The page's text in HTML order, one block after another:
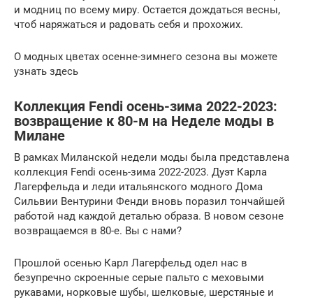
и модниц по всему миру. Остается дождаться весны,
чтоб наряжаться и радовать себя и прохожих.
О модных цветах осенне-зимнего сезона вы можете
узнать здесь
Коллекция Fendi осень-зима 2022-2023:
возвращение к 80-м на Неделе моды в
Милане
В рамках Миланской недели моды была представлена
коллекция Fendi осень-зима 2022-2023. Дуэт Карла
Лагерфельда и леди итальянского модного Дома
Сильвии Вентурини Фенди вновь поразил тончайшей
работой над каждой деталью образа. В новом сезоне
возвращаемся в 80-е. Вы с нами?
Прошлой осенью Карл Лагерфельд одел нас в
безупречно скроенные серые пальто с меховыми
рукавами, норковые шубы, шелковые, шерстяные и